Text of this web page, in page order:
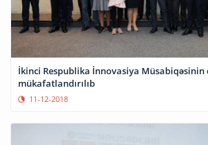
İkinci Respublika İnnovasiya
mükafatlandırılıb
11-12-2018